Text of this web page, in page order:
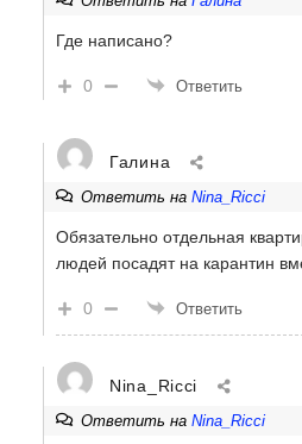
Где написано?
0 Ответить
Галина
Ответить на Nina_Ricci
Обязательно отдельная
людей посадят на карантин
0 Ответить
Nina_Ricci
Ответить на Nina_Ricci